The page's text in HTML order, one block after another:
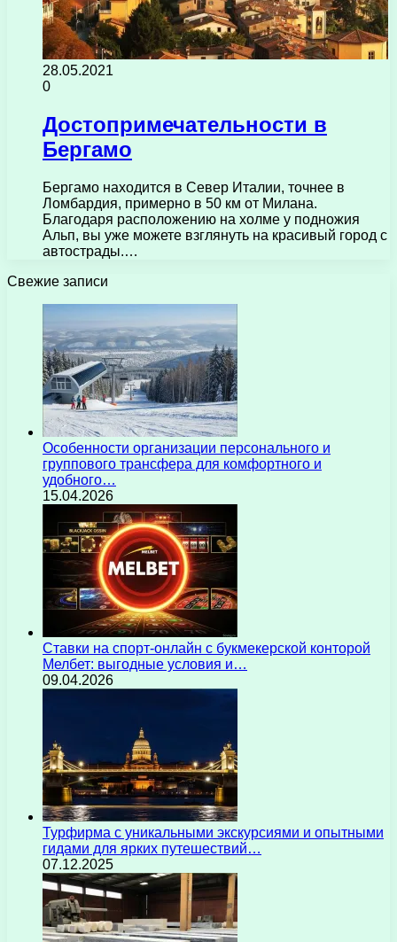
28.05.2021
0
Достопримечательности в
Бергамо
Бергамо находится в Север Италии, точнее в
Ломбардия, примерно в 50 км от Милана.
Благодаря расположению на холме у подножия
Альп, вы уже можете взглянуть на красивый город с
автострады.…
Свежие записи
Особенности организации персонального и
группового трансфера для комфортного и
удобного…
15.04.2026
Ставки на спорт-онлайн с букмекерской конторой
Мелбет: выгодные условия и…
09.04.2026
Турфирма с уникальными экскурсиями и опытными
гидами для ярких путешествий…
07.12.2025